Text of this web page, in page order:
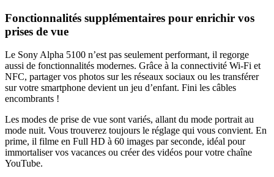
Fonctionnalités supplémentaires pour enrichir vos
prises de vue
Le Sony Alpha 5100 n’est pas seulement performant, il regorge
aussi de fonctionnalités modernes. Grâce à la connectivité Wi-Fi et
NFC, partager vos photos sur les réseaux sociaux ou les transférer
sur votre smartphone devient un jeu d’enfant. Fini les câbles
encombrants !
Les modes de prise de vue sont variés, allant du mode portrait au
mode nuit. Vous trouverez toujours le réglage qui vous convient. En
prime, il filme en Full HD à 60 images par seconde, idéal pour
immortaliser vos vacances ou créer des vidéos pour votre chaîne
YouTube.